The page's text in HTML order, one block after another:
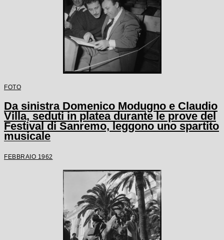
FOTO
Da sinistra Domenico Modugno e Claudio
Villa, seduti in platea durante le prove del
Festival di Sanremo, leggono uno spartito
musicale
FEBBRAIO 1962